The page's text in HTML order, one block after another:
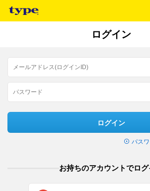
ログイン
ログイン
パス
お持ちのアカウントでロ